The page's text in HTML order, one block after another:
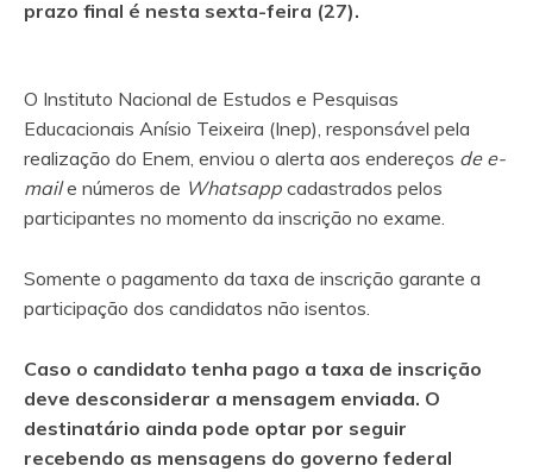
prazo final é nesta sexta-feira (27).
O Instituto Nacional de Estudos e Pesquisas
Educacionais Anísio Teixeira (Inep), responsável pela
realização do Enem, enviou o alerta aos endereços de e-
maile números de Whatsapp cadastrados pelos
participantes no momento da inscrição no exame.
Somente o pagamento da taxa de inscrição garante a
participação dos candidatos não isentos.
Caso o candidato tenha pago a taxa de inscrição
deve desconsiderar a mensagem enviada. O
destinatário ainda pode optar por seguir
recebendo as mensagens do governo federal